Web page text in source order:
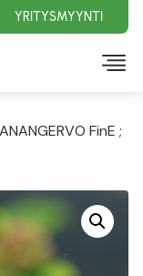
YRITYSMYYNTI
FinE ;